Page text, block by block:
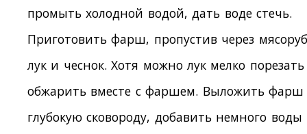
промыть холодной водой, дать воде стечь.
Приготовить фарш, пропустив через
лук и чеснок. Хотя можно лук мелко
обжарить вместе с фаршем. Выложить фарш
глубокую сковороду, добавить немного воды